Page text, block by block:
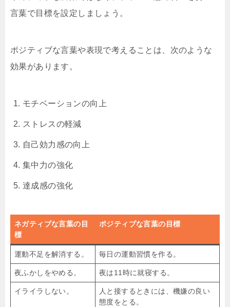
言葉で目標を設定しましょう。
ポジティブな言葉や表現で考えることは、次のような
効果があります。
モチベーションの向上
ストレスの軽減
自己効力感の向上
集中力の強化
達成感の強化
ネガティブな言葉の目
標
ポジティブな言葉の目標
運動不足を解消する。 毎日の運動習慣を作る。
夜ふかしをやめる。 夜は11時に就寝する。
イライラしない。
人と接するときには、機嫌の良い
態度をとる。